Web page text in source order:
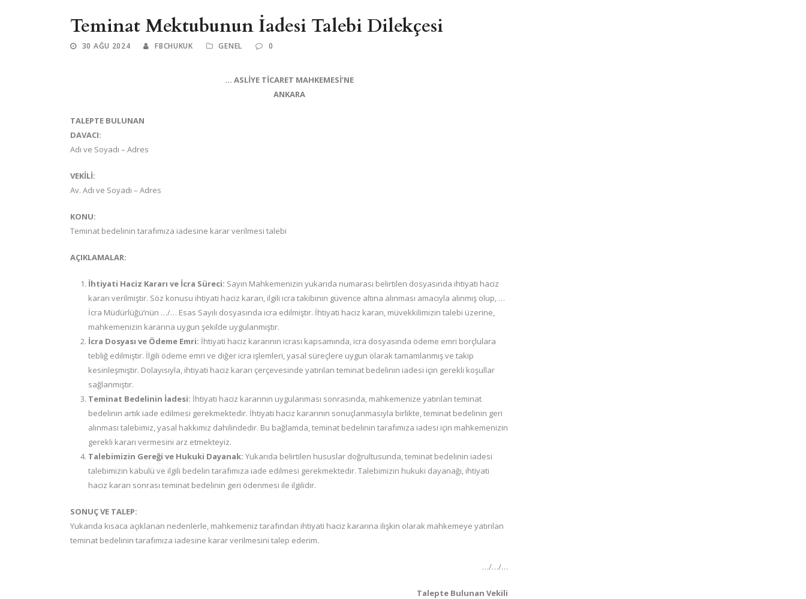
Teminat Mektubunun İadesi Talebi Dilekçesi
30 AĞU 2024 FBCHUKUK GENEL 0
… ASLİYE TİCARET MAHKEMESİ’NE
ANKARA
TALEPTE BULUNAN
DAVACI:
Adı ve Soyadı – Adres
VEKİLİ:
Av. Adı ve Soyadı – Adres
KONU:
Teminat bedelinin tarafımıza iadesine karar verilmesi talebi
AÇIKLAMALAR:
İhtiyati Haciz Kararı ve İcra Süreci: Sayın Mahkemenizin yukarıda numarası belirtilen dosyasında ihtiyati haciz
kararı verilmiştir. Söz konusu ihtiyati haciz kararı, ilgili icra takibinin güvence altına alınması amacıyla alınmış olup, …
İcra Müdürlüğü’nün …/… Esas Sayılı dosyasında icra edilmiştir. İhtiyati haciz kararı, müvekkilimizin talebi üzerine,
mahkemenizin kararına uygun şekilde uygulanmıştır.
İcra Dosyası ve Ödeme Emri: İhtiyati haciz kararının icrası kapsamında, icra dosyasında ödeme emri borçlulara
tebliğ edilmiştir. İlgili ödeme emri ve diğer icra işlemleri, yasal süreçlere uygun olarak tamamlanmış ve takip
kesinleşmiştir. Dolayısıyla, ihtiyati haciz kararı çerçevesinde yatırılan teminat bedelinin iadesi için gerekli koşullar
sağlanmıştır.
Teminat Bedelinin İadesi: İhtiyati haciz kararının uygulanması sonrasında, mahkemenize yatırılan teminat
bedelinin artık iade edilmesi gerekmektedir. İhtiyati haciz kararının sonuçlanmasıyla birlikte, teminat bedelinin geri
alınması talebimiz, yasal hakkımız dahilindedir. Bu bağlamda, teminat bedelinin tarafımıza iadesi için mahkemenizin
gerekli kararı vermesini arz etmekteyiz.
Talebimizin Gereği ve Hukuki Dayanak: Yukarıda belirtilen hususlar doğrultusunda, teminat bedelinin iadesi
talebimizin kabulü ve ilgili bedelin tarafımıza iade edilmesi gerekmektedir. Talebimizin hukuki dayanağı, ihtiyati
haciz kararı sonrası teminat bedelinin geri ödenmesi ile ilgilidir.
SONUÇ VE TALEP:
Yukarıda kısaca açıklanan nedenlerle, mahkemeniz tarafından ihtiyati haciz kararına ilişkin olarak mahkemeye yatırılan
teminat bedelinin tarafımıza iadesine karar verilmesini talep ederim.
…/…/…
Talepte Bulunan Vekili